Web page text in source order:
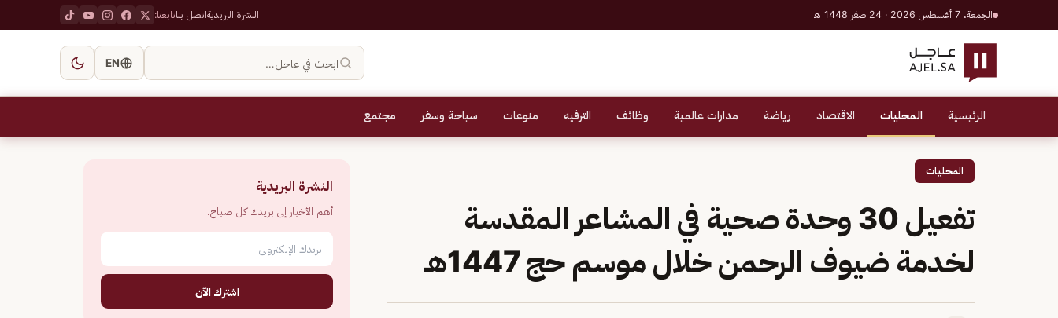
الجمعة، 7 أغسطس 2026 · 24 صفر 1448 هـ النشرة البريديةاتصل بناتابعنا:
ابحث في عاجل… EN
الرئيسية المحليات الاقتصاد رياضة مدارات عالمية وظائف الترفيه منوعات سياحة وسفر مجتمع
المحليات
تفعيل 30 وحدة صحية في المشاعر المقدسة
لخدمة ضيوف الرحمن خلال موسم حج 1447هـ
النشرة البريدية
أهم الأخبار إلى بريدك كل صباح.
اشترك الآن